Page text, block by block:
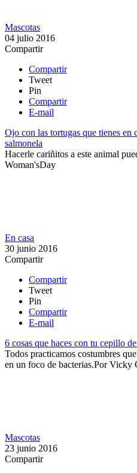
Mascotas
04 julio 2016
Compartir
Compartir
Tweet
Pin
Compartir
E-mail
Ojo con las tortugas que tienes en
salmonela
​Hacerle cariñitos a este animal
Woman'sDay
En casa
30 junio 2016
Compartir
Compartir
Tweet
Pin
Compartir
E-mail
6 cosas que haces con tu cepillo
Todos practicamos costumbres
en un foco de bacterias.​​PorVicky
Mascotas
23 junio 2016
Compartir